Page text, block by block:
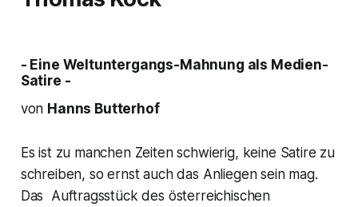
- Eine Weltuntergangs-Mahnung als Medien-
Satire -
von Hanns Butterhof
Es ist zu manchen Zeiten schwierig, keine Satire zu
schreiben, so ernst auch das Anliegen sein mag.
Das Auftragsstück des österreichischen